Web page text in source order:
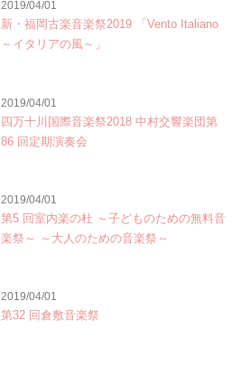
2019/04/01
新・福岡古楽音楽祭2019 「Vento Italiano
～イタリアの風～」
2019/04/01
四万十川国際音楽祭2018 中村交響楽団第
86 回定期演奏会
2019/04/01
第5 回室内楽の杜 ～子どものための無料音
楽祭～ ～大人のための音楽祭～
2019/04/01
第32 回倉敷音楽祭